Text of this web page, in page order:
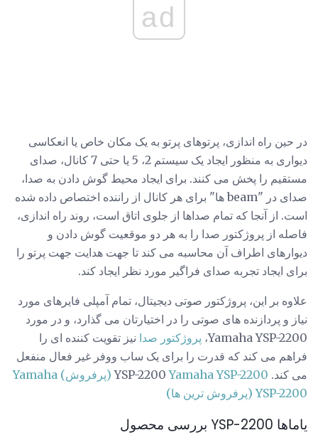
ad
در حین راه اندازی، پرتوهای پرتو به یک مکان خاص یا انعکاسی
دیواری به منظور ایجاد یک سیستم 2، 5 یا حتی 7 کانال، صدای
مستقیم را پخش می کنند. برای ایجاد محیط گوش دادن به صدا،
صدای در "beam ها" برای هر کانال از راننده اختصاص داده شده
است. از آنجا که تمام صداها از جلوی اتاق است، روند راه اندازی،
فاصله از پروژکتور صدا را به هر دو موقعیت گوش دادن و
دیوارهای اطراف آن محاسبه می کند تا جهت هدایت جهت پرتو را
برای ایجاد تجربه صدای فراگیر مورد نظر ایجاد کند.
علاوه بر این، پروژکتور صوتی دیجیتال، تمام آمپلی فایرهای مورد
نیاز و پردازنده های صوتی را در اختیارتان می گذارد، و در مورد
Yamaha YSP-2200، پروژکتور صدا نیز تقویت کننده ای را
فراهم می کند که قدرت را برای یک ساب ووفر غیر فعال منفعل
می کند. YSP-2200
Yamaha YSP-2200 (پرفروش) Yamaha
YSP-2200 (پرفروش ترین ها)
یاماها YSP-2200 بررسی محصول